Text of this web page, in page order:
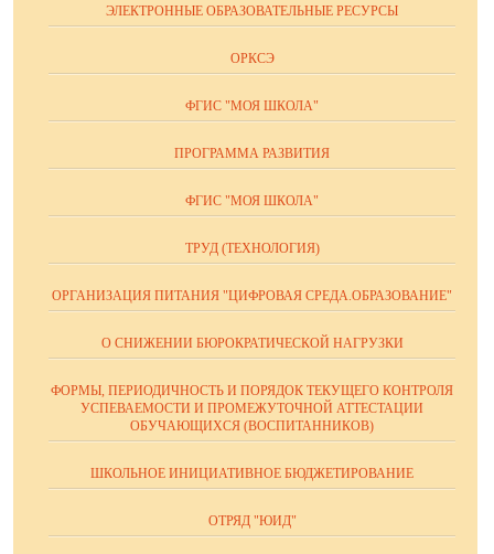
ЭЛЕКТРОННЫЕ ОБРАЗОВАТЕЛЬНЫЕ РЕСУРСЫ
ОРКСЭ
ФГИС "МОЯ ШКОЛА"
ПРОГРАММА РАЗВИТИЯ
ФГИС "МОЯ ШКОЛА"
ТРУД (ТЕХНОЛОГИЯ)
ОРГАНИЗАЦИЯ ПИТАНИЯ "ЦИФРОВАЯ СРЕДА.ОБРАЗОВАНИЕ"
О СНИЖЕНИИ БЮРОКРАТИЧЕСКОЙ НАГРУЗКИ
ФОРМЫ, ПЕРИОДИЧНОСТЬ И ПОРЯДОК ТЕКУЩЕГО КОНТРОЛЯ
УСПЕВАЕМОСТИ И ПРОМЕЖУТОЧНОЙ АТТЕСТАЦИИ
ОБУЧАЮЩИХСЯ (ВОСПИТАННИКОВ)
ШКОЛЬНОЕ ИНИЦИАТИВНОЕ БЮДЖЕТИРОВАНИЕ
ОТРЯД "ЮИД"